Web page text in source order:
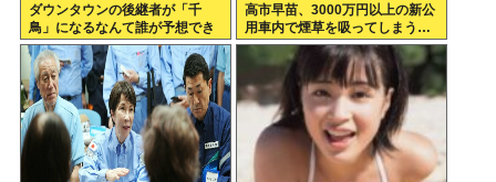
ダウンタウンの後継者が「千
鳥」になるなんて誰が予想でき
たんや
高市早苗、3000万円以上の新公
用車内で煙草を吸ってしまう…